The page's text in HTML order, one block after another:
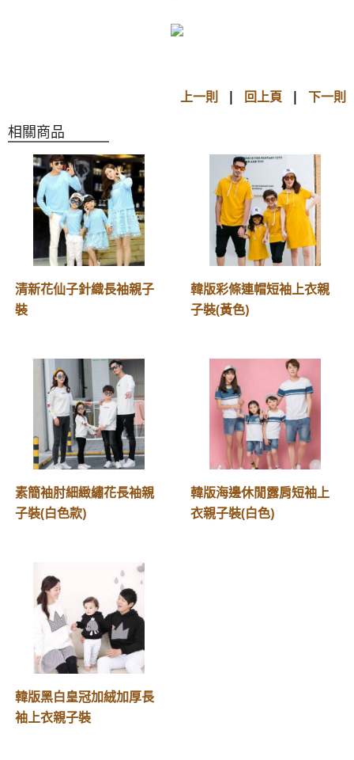
上一則 | 回上頁 | 下一則
相關商品
清新花仙子針織長袖親子
裝
韓版彩條連帽短袖上衣親
子裝(黃色)
素簡袖肘細緻繡花長袖親
子裝(白色款)
韓版海邊休閒露肩短袖上
衣親子裝(白色)
韓版黑白皇冠加絨加厚長
袖上衣親子裝